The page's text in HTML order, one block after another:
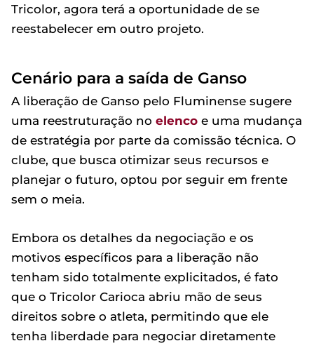
Tricolor, agora terá a oportunidade de se
reestabelecer em outro projeto.
Cenário para a saída de Ganso
A liberação de Ganso pelo Fluminense sugere
uma reestruturação no elenco e uma mudança
de estratégia por parte da comissão técnica. O
clube, que busca otimizar seus recursos e
planejar o futuro, optou por seguir em frente
sem o meia.
Embora os detalhes da negociação e os
motivos específicos para a liberação não
tenham sido totalmente explicitados, é fato
que o Tricolor Carioca abriu mão de seus
direitos sobre o atleta, permitindo que ele
tenha liberdade para negociar diretamente